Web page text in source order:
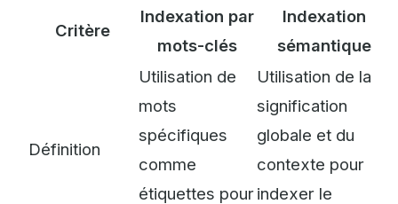
Critère
Indexation par
mots-clés
Indexation
sémantique
Définition
Utilisation de
mots
spécifiques
comme
étiquettes pour
Utilisation de la
signification
globale et du
contexte pour
indexer le